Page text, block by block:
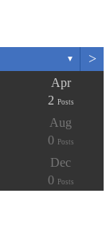
▼ >
Apr
2 Posts
Aug
0
Posts
Dec
0
Posts